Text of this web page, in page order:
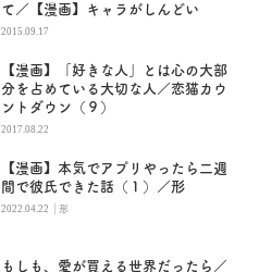
て／【漫画】キャラがしんどい
2015.09.17
【漫画】「好きな人」とは心の大部
分を占めている大切な人／恋猫カウ
ントダウン（９）
2017.08.22
【漫画】本気でアプリやったら二週
間で彼氏できた話（１）／形
2022.04.22 |形
もしも、愛が買える世界だったら／